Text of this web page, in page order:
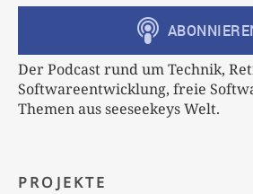
Der Podcast rund um Technik,
Softwareentwicklung, freie
Themen aus seeseekeys Welt.
PROJEKTE